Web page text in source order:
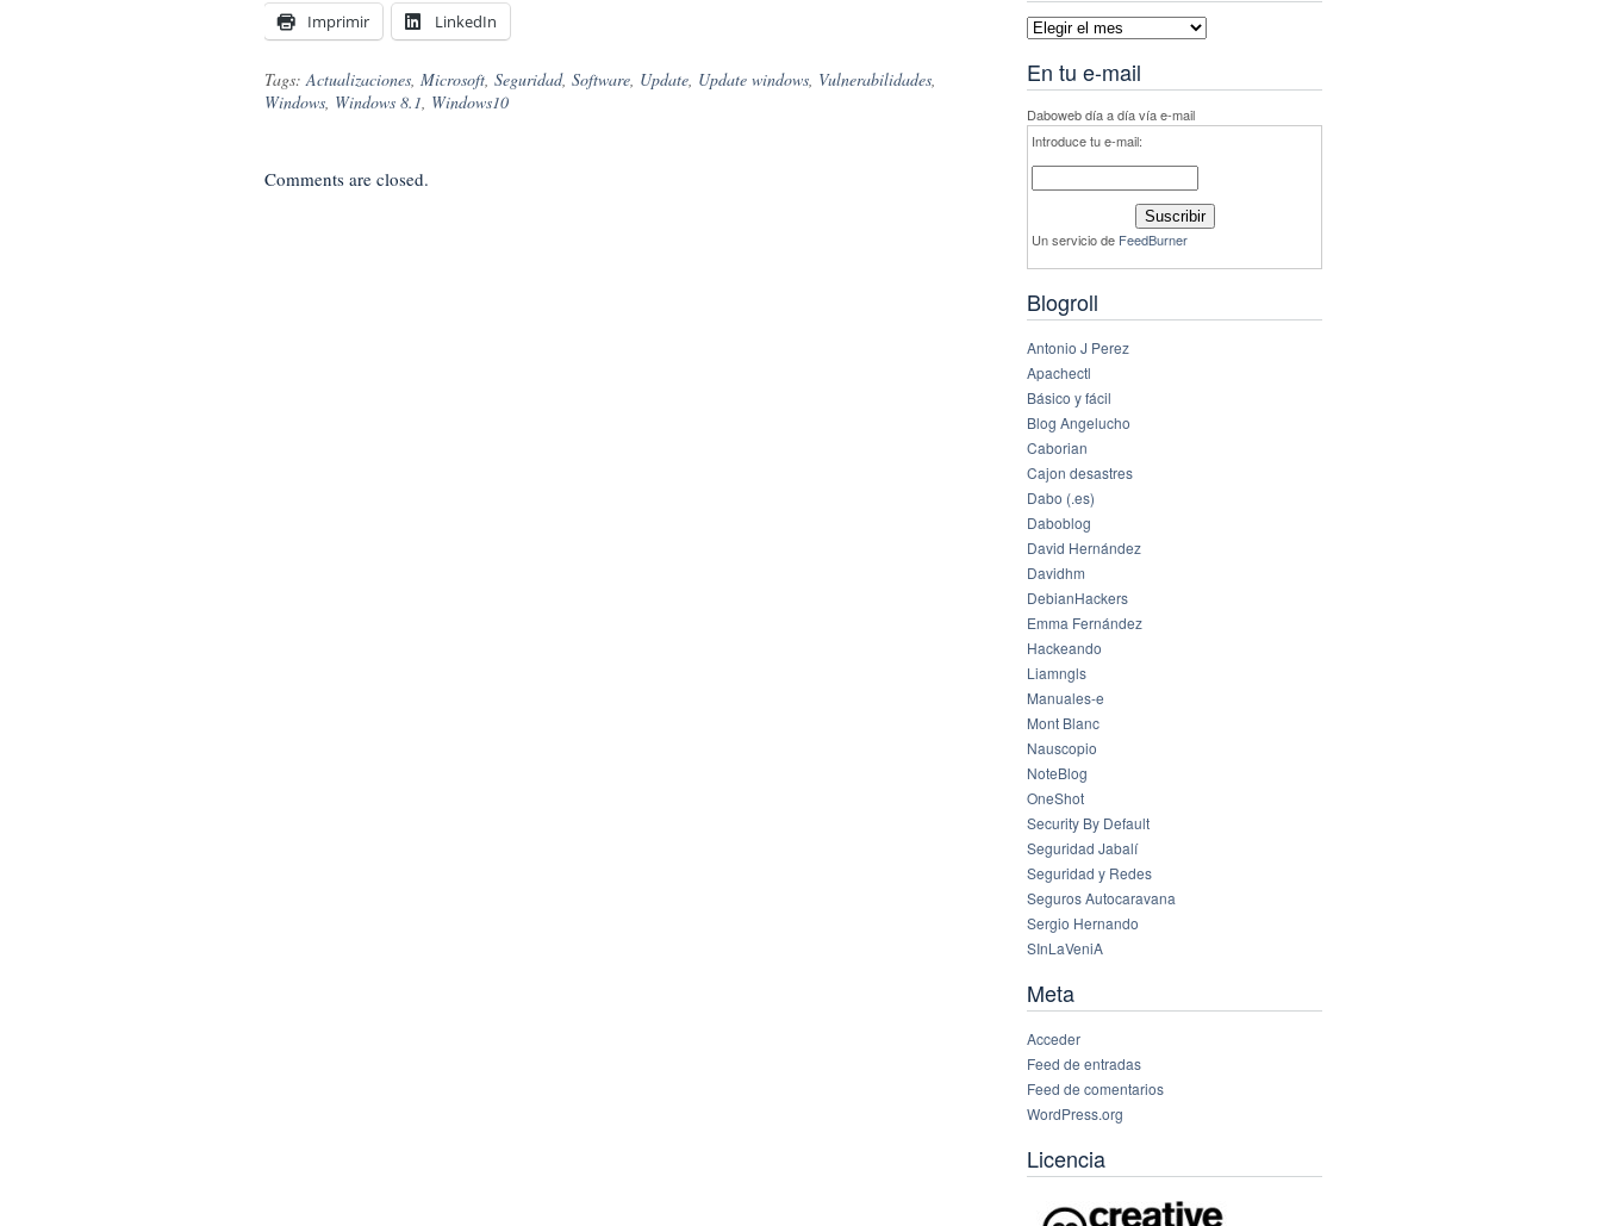
Imprimir LinkedIn
Tags:Actualizaciones, Microsoft, Seguridad, Software, Update, Update windows, Vulnerabilidades,
Windows, Windows 8.1, Windows10
Comments are closed.
Archivos
En tu e-mail
Daboweb día a día vía e-mail
Introduce tu e-mail:
Un servicio de FeedBurner
Blogroll
Antonio J Perez
Apachectl
Básico y fácil
Blog Angelucho
Caborian
Cajon desastres
Dabo (.es)
Daboblog
David Hernández
Davidhm
DebianHackers
Emma Fernández
Hackeando
Liamngls
Manuales-e
Mont Blanc
Nauscopio
NoteBlog
OneShot
Security By Default
Seguridad Jabalí
Seguridad y Redes
Seguros Autocaravana
Sergio Hernando
SInLaVeniA
Meta
Acceder
Feed de entradas
Feed de comentarios
WordPress.org
Licencia